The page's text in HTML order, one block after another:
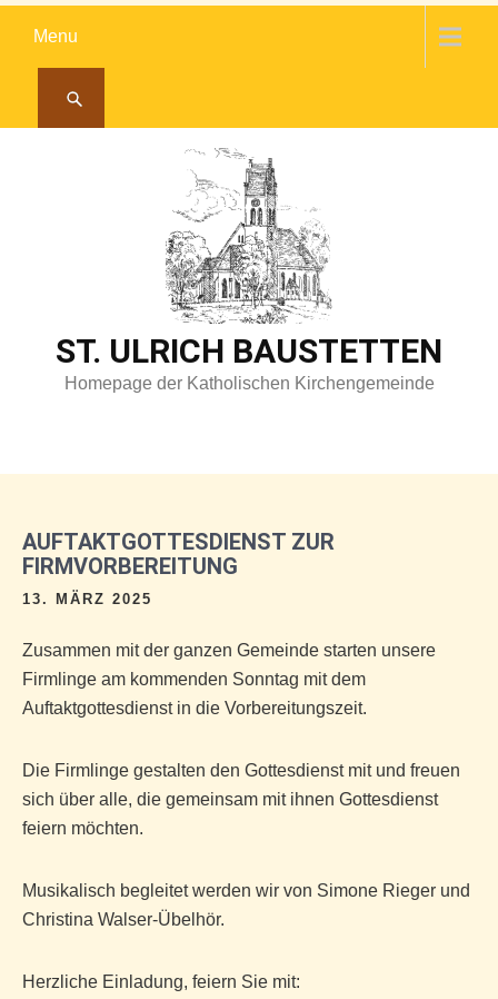
Menu
ST. ULRICH BAUSTETTEN
Homepage der Katholischen Kirchengemeinde
AUFTAKTGOTTESDIENST ZUR
FIRMVORBEREITUNG
13. MÄRZ 2025
Zusammen mit der ganzen Gemeinde starten unsere
Firmlinge am kommenden Sonntag mit dem
Auftaktgottesdienst in die Vorbereitungszeit.
Die Firmlinge gestalten den Gottesdienst mit und freuen
sich über alle, die gemeinsam mit ihnen Gottesdienst
feiern möchten.
Musikalisch begleitet werden wir von Simone Rieger und
Christina Walser-Übelhör.
Herzliche Einladung, feiern Sie mit: